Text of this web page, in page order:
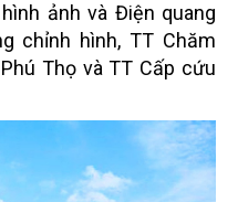
ảnh và Điện quang
chỉnh hình, TT Chăm
Thọ và TT Cấp cứu